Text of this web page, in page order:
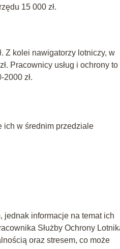
15 000 zł.
Z kolei nawigatorzy lotniczy, w
Pracownicy usług i ochrony to
zł.
ich w średnim przedziale
jednak informacje na temat ich
Służby Ochrony
oraz stresem, co może